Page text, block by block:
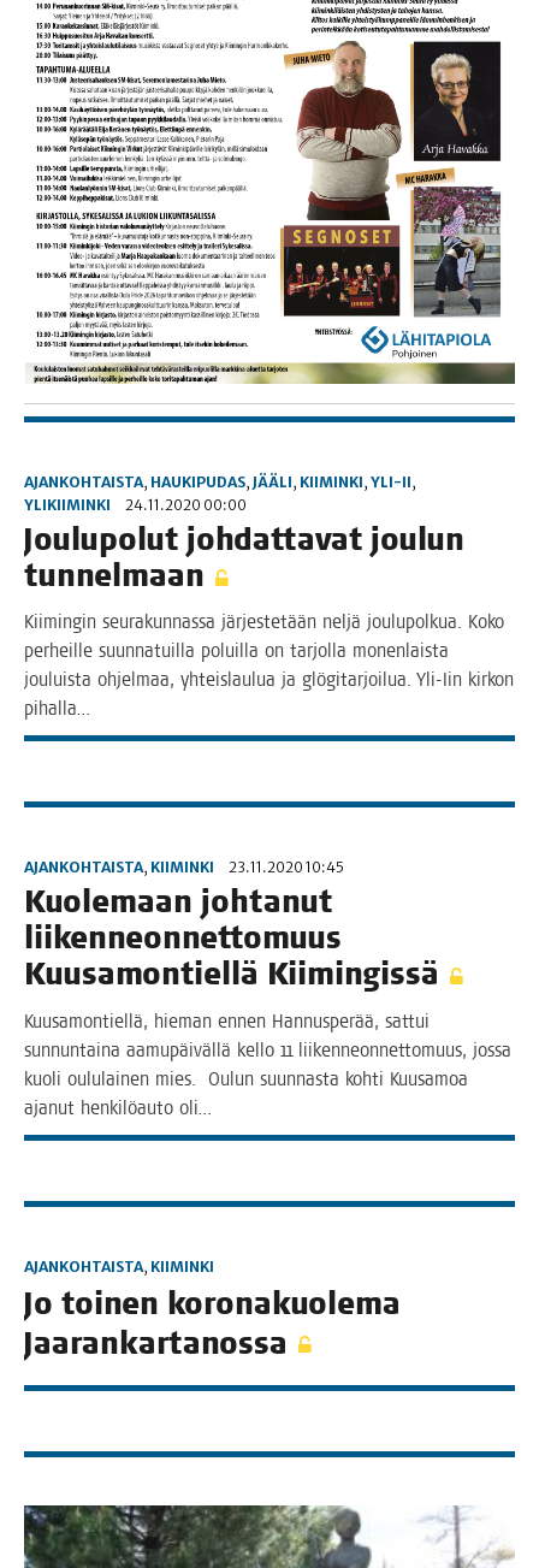
AJANKOHTAISTA, HAUKIPUDAS, JÄÄLI, KIIMINKI, YLI-II,
YLIKIIMINKI
24.11.2020 00:00
Jou­lu­po­lut joh­dat­ta­vat jou­lun
tunnelmaan
Kii­min­gin seu­ra­kun­nas­sa jär­jes­te­tään nel­jä jou­lu­pol­kua. Koko
per­heil­le suun­na­tuil­la poluil­la on tar­jol­la monen­lais­ta
jou­luis­ta ohjel­maa, yhteis­lau­lua ja glö­gi­tar­joi­lua. Yli-Iin kir­kon
pihalla…
AJANKOHTAISTA, KIIMINKI 23.11.2020 10:45
Kuo­le­maan joh­ta­nut
lii­ken­neon­net­to­muus
Kuusa­mon­tiel­lä Kiimingissä
Kuusa­mon­tiel­lä, hie­man ennen Han­nus­pe­rää, sat­tui
sun­nun­tai­na aamu­päi­väl­lä kel­lo 11 lii­ken­neon­net­to­muus, jos­sa
kuo­li oulu­lai­nen mies. Oulun suun­nas­ta koh­ti Kuusa­moa
aja­nut hen­ki­lö­au­to oli…
AJANKOHTAISTA, KIIMINKI
Jo toi­nen koro­na­kuo­le­ma
Jaarankartanossa